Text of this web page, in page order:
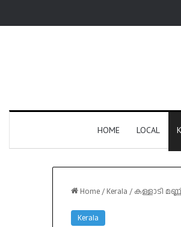
HOME LOCAL
Home/ Kerala / കള്ളാടി
Kerala